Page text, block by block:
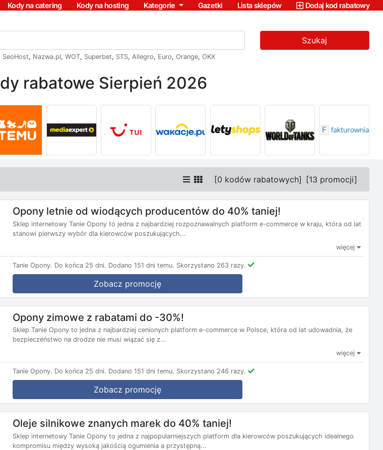
Kody na catering Kody na hosting Kategorie Gazetki Lista sklepów Dodaj kod rabatowy
Szukaj
SeoHost, Nazwa.pl, WOT, Superbet, STS, Allegro, Euro, Orange, OKX
rabatowe Sierpień 2026
[0 kodów rabatowych] [13 promocji]
Opony letnie od wiodących producentów do 40% taniej!
Sklep internetowy Tanie Opony to jedna z najbardziej rozpoznawalnych platform e-commerce w kraju, która od lat
stanowi pierwszy wybór dla kierowców poszukujących...
więcej
Tanie Opony. Do końca 25 dni. Dodano 151 dni temu. Skorzystano 263 razy.
Zobacz promocję
Opony zimowe z rabatami do -30%!
Sklep Tanie Opony to jedna z najbardziej cenionych platform e-commerce w Polsce, która od lat udowadnia, że
bezpieczeństwo na drodze nie musi wiązać się z...
więcej
Tanie Opony. Do końca 25 dni. Dodano 151 dni temu. Skorzystano 246 razy.
Zobacz promocję
Oleje silnikowe znanych marek do 40% taniej!
Sklep internetowy Tanie Opony to jedna z najpopularniejszych platform dla kierowców poszukujących idealnego
kompromisu między wysoką jakością ogumienia a przystępną...